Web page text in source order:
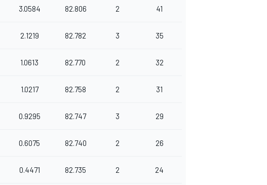
3.0584 82.806 2 41
2.1219 82.782 3 35
1.0613 82.770 2 32
1.0217 82.758 2 31
0.9295 82.747 3 29
0.6075 82.740 2 26
0.4471 82.735 2 24